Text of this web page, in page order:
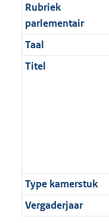
Rubriek
parlementair
Taal
Titel
Type kamerstuk
Vergaderjaar